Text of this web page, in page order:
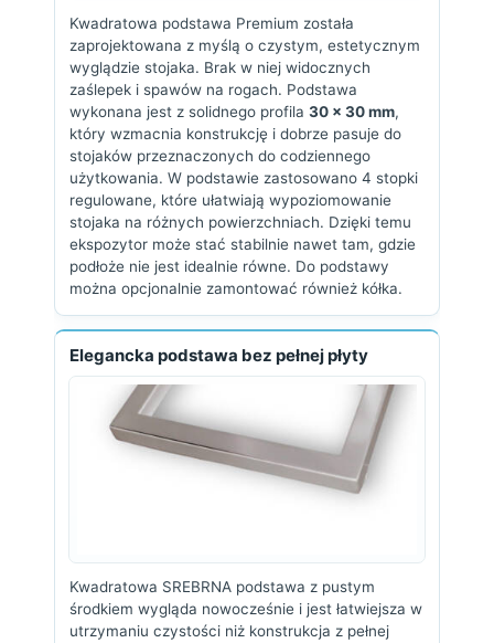
Kwadratowa podstawa Premium została
zaprojektowana z myślą o czystym, estetycznym
wyglądzie stojaka. Brak w niej widocznych
zaślepek i spawów na rogach. Podstawa
wykonana jest z solidnego profila 30 × 30 mm,
który wzmacnia konstrukcję i dobrze pasuje do
stojaków przeznaczonych do codziennego
użytkowania. W podstawie zastosowano 4 stopki
regulowane, które ułatwiają wypoziomowanie
stojaka na różnych powierzchniach. Dzięki temu
ekspozytor może stać stabilnie nawet tam, gdzie
podłoże nie jest idealnie równe. Do podstawy
można opcjonalnie zamontować również kółka.
Elegancka podstawa bez pełnej płyty
Kwadratowa SREBRNA podstawa z pustym
środkiem wygląda nowocześnie i jest łatwiejsza w
utrzymaniu czystości niż konstrukcja z pełnej